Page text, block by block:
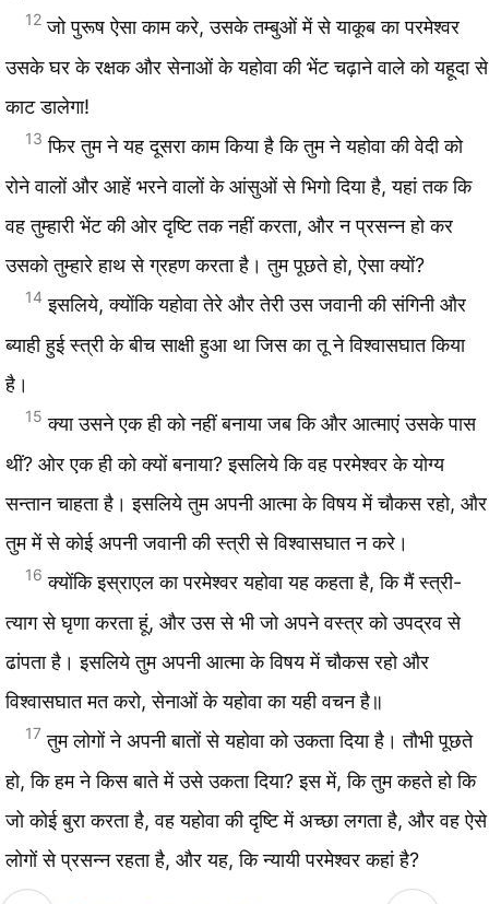
12 जो पुरूष ऐसा काम करे, उसके तम्बुओं में से याकूब का परमेश्वर
उसके घर के रक्षक और सेनाओं के यहोवा की भेंट चढ़ाने वाले को यहूदा से
काट डालेगा!
13 फिर तुम ने यह दूसरा काम किया है कि तुम ने यहोवा की वेदी को
रोने वालों और आहें भरने वालों के आंसुओं से भिगो दिया है, यहां तक कि
वह तुम्हारी भेंट की ओर दृष्टि तक नहीं करता, और न प्रसन्न हो कर
उसको तुम्हारे हाथ से ग्रहण करता है। तुम पूछते हो, ऐसा क्यों?
14 इसलिये, क्योंकि यहोवा तेरे और तेरी उस जवानी की संगिनी और
ब्याही हुई स्त्री के बीच साक्षी हुआ था जिस का तू ने विश्वासघात किया
है।
15 क्या उसने एक ही को नहीं बनाया जब कि और आत्माएं उसके पास
थीं? ओर एक ही को क्यों बनाया? इसलिये कि वह परमेश्वर के योग्य
सन्तान चाहता है। इसलिये तुम अपनी आत्मा के विषय में चौकस रहो, और
तुम में से कोई अपनी जवानी की स्त्री से विश्वासघात न करे।
16 क्योंकि इस्राएल का परमेश्वर यहोवा यह कहता है, कि मैं स्त्री-
त्याग से घृणा करता हूं, और उस से भी जो अपने वस्त्र को उपद्रव से
ढांपता है। इसलिये तुम अपनी आत्मा के विषय में चौकस रहो और
विश्वासघात मत करो, सेनाओं के यहोवा का यही वचन है॥
17 तुम लोगों ने अपनी बातों से यहोवा को उकता दिया है। तौभी पूछते
हो, कि हम ने किस बाते में उसे उकता दिया? इस में, कि तुम कहते हो कि
जो कोई बुरा करता है, वह यहोवा की दृष्टि में अच्छा लगता है, और वह ऐसे
लोगों से प्रसन्न रहता है, और यह, कि न्यायी परमेश्वर कहां है?